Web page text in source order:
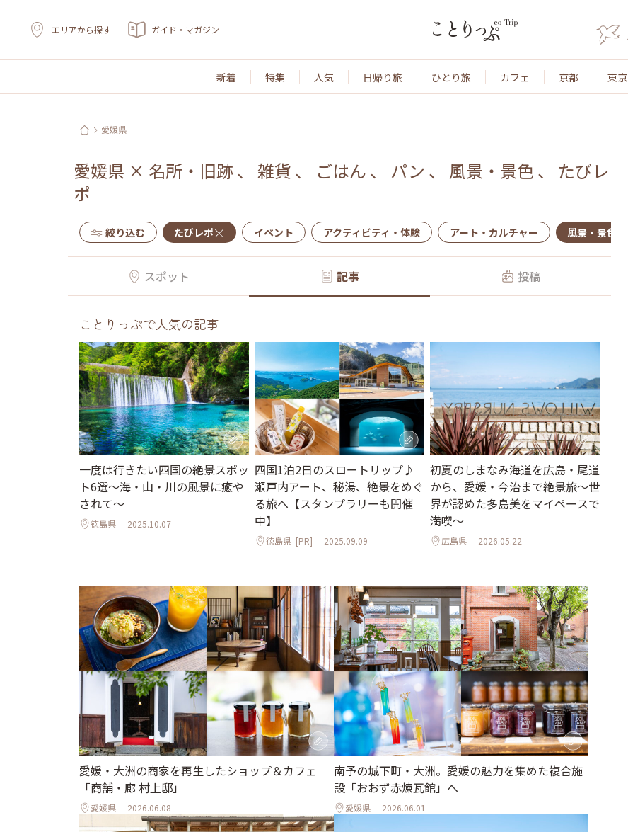
エリアから探す ガイド・マガジン
新着 特集 人気 日帰り旅 ひとり旅 カフェ 京都 東京
愛媛県
愛媛県 × 名所・旧跡 、 雑貨 、 ごはん 、 パン 、 風景・景色 、 たびレ
ポ
絞り込む たびレポ イベント アクティビティ・体験 アート・カルチャー 風景・景色
スポット 記事 投稿
ことりっぷで人気の記事
一度は行きたい四国の絶景スポッ
ト6選〜海・山・川の風景に癒や
されて〜
徳島県 2025.10.07
四国1泊2日のスロートリップ♪
瀬戸内アート、秘湯、絶景をめぐ
る旅へ【スタンプラリーも開催
中】
徳島県 [PR] 2025.09.09
初夏のしまなみ海道を広島・尾道
から、愛媛・今治まで絶景旅〜世
界が認めた多島美をマイペースで
満喫〜
広島県 2026.05.22
愛媛・大洲の商家を再生したショップ＆カフェ
「商舗・廊 村上邸」
愛媛県 2026.06.08
南予の城下町・大洲。愛媛の魅力を集めた複合施
設「おおず赤煉瓦館」へ
愛媛県 2026.06.01